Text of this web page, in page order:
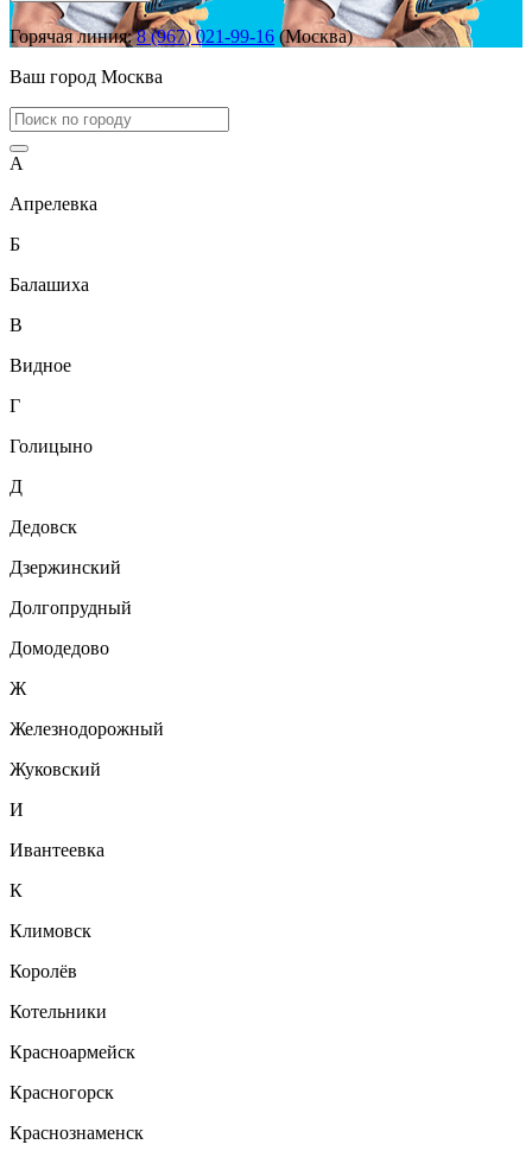
Горячая линия:8 (967) 021-99-16 (Москва)
Ваш город Москва
А
Апрелевка
Б
Балашиха
В
Видное
Г
Голицыно
Д
Дедовск
Дзержинский
Долгопрудный
Домодедово
Ж
Железнодорожный
Жуковский
И
Ивантеевка
К
Климовск
Королёв
Котельники
Красноармейск
Красногорск
Краснознаменск